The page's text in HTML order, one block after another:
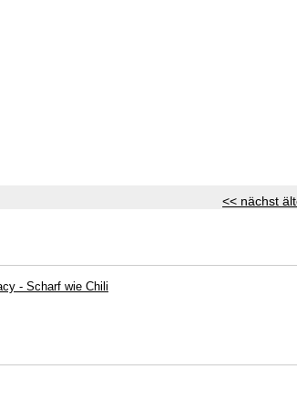
<< nächst
- Scharf wie Chili